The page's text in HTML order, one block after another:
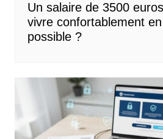
Un salaire de 3500
vivre confortablement
possible ?